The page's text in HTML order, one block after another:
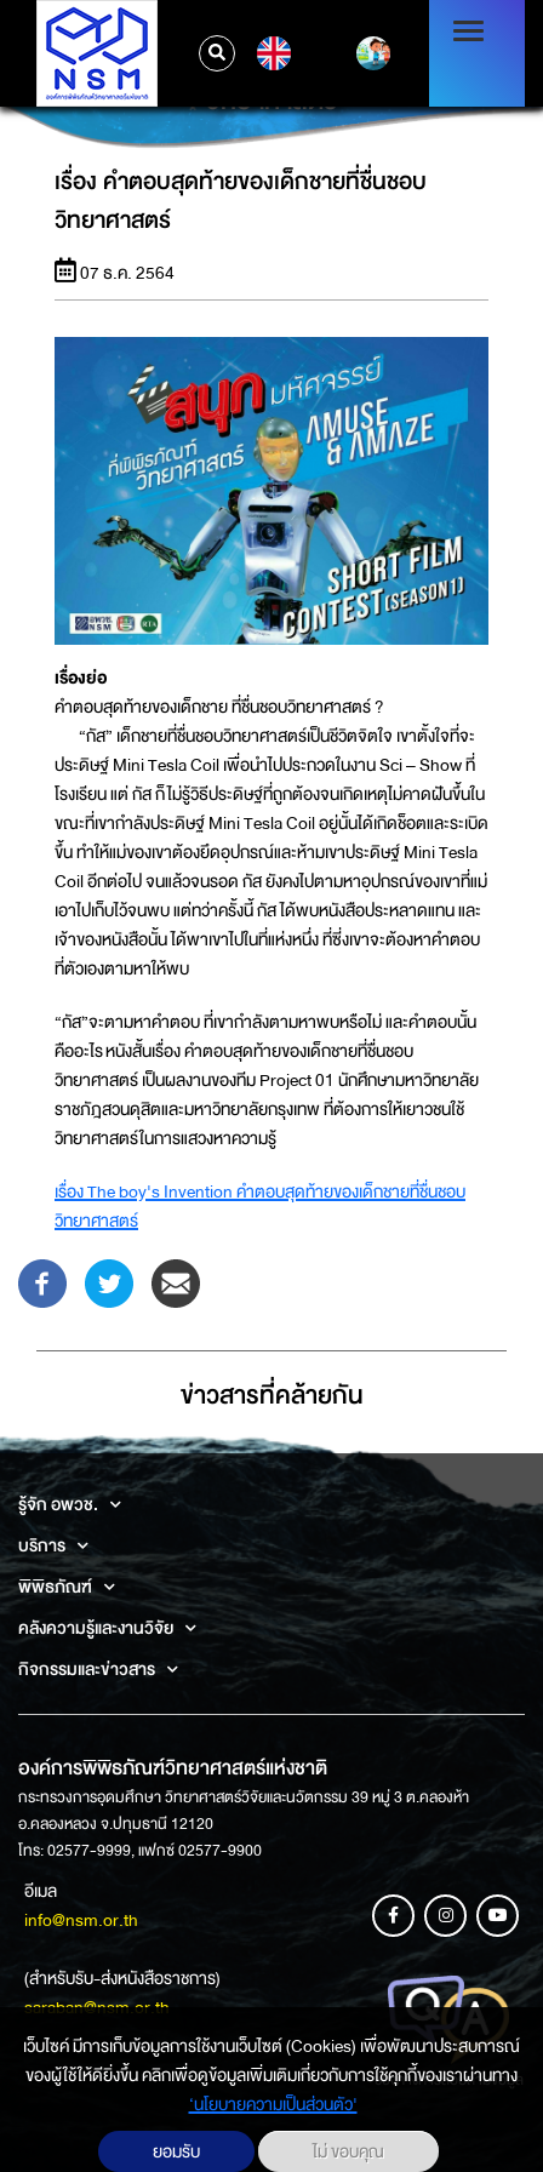
เรื่อง คำตอบสุดท้ายของเด็กชายที่ชื่นชอบ
วิทยาศาสตร์
เรื่อง คำตอบสุดท้ายของเด็กชายที่ชื่นชอบ
วิทยาศาสตร์
07 ธ.ค. 2564
เรื่องย่อ
คำตอบสุดท้ายของเด็กชาย ที่ชื่นชอบวิทยาศาสตร์ ?
“กัส” เด็กชายที่ชื่นชอบวิทยาศาสตร์เป็นชีวิตจิตใจ เขาตั้งใจที่จะ
ประดิษฐ์ Mini Tesla Coil เพื่อนำไปประกวดในงาน Sci – Show ที่
โรงเรียน แต่ กัส ก็ไม่รู้วิธีประดิษฐ์ที่ถูกต้องจนเกิดเหตุไม่คาดฝันขึ้นใน
ขณะที่เขากำลังประดิษฐ์ Mini Tesla Coil อยู่นั้นได้เกิดช็อตและระเบิด
ขึ้น ทำให้แม่ของเขาต้องยึดอุปกรณ์และห้ามเขาประดิษฐ์ Mini Tesla
Coil อีกต่อไป จนแล้วจนรอด กัส ยังคงไปตามหาอุปกรณ์ของเขาที่แม่
เอาไปเก็บไว้จนพบ แต่ทว่าครั้งนี้ กัส ได้พบหนังสือประหลาดแทน และ
เจ้าของหนังสือนั้น ได้พาเขาไปในที่แห่งหนึ่ง ที่ซี่งเขาจะต้องหาคำตอบ
ที่ตัวเองตามหาให้พบ
“กัส”จะตามหาคำตอบ ที่เขากำลังตามหาพบหรือไม่ และคำตอบนั้น
คืออะไร หนังสั้นเรื่อง คำตอบสุดท้ายของเด็กชายที่ชื่นชอบ
วิทยาศาสตร์ เป็นผลงานของทีม Project 01 นักศึกษามหาวิทยาลัย
ราชภัฎสวนดุสิตและมหาวิทยาลัยกรุงเทพ ที่ต้องการให้เยาวชนใช้
วิทยาศาสตร์ในการแสวงหาความรู้
เรื่อง The boy's Invention คำตอบสุดท้ายของเด็กชายที่ชื่นชอบ
วิทยาศาสตร์
ข่าวสารที่่คล้ายกัน
รู้จัก อพวช.
บริการ
พิพิธภัณฑ์
คลังความรู้และงานวิจัย
กิจกรรมและข่าวสาร
องค์การพิพิธภัณฑ์วิทยาศาสตร์แห่งชาติ
กระทรวงการอุดมศึกษา วิทยาศาสตร์วิจัยและนวัตกรรม 39 หมู่ 3 ต.คลองห้า
อ.คลองหลวง จ.ปทุมธานี 12120
โทร: 02577-9999, แฟกซ์ 02577-9900
อีเมล
info@nsm.or.th
(สำหรับรับ-ส่งหนังสือราชการ)
saraban@nsm.or.th
ช่องทางการสอบถามข้อมูล
เว็บไซค์ มีการเก็บข้อมูลการใช้งานเว็บไซต์ (Cookies) เพื่อพัฒนาประสบการณ์
ของผู้ใช้ให้ดียิ่งขึ้น คลิกเพื่อดูข้อมูลเพิ่มเติมเกี่ยวกับการใช้คุกกี้ของเราผ่านทาง
‘นโยบายความเป็นส่วนตัว'
ยอมรับ
ไม่ ขอบคุณ